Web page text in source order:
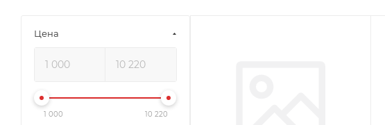
Цена
1 000 10 220